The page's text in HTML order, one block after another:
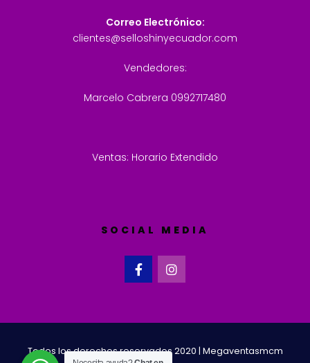
Correo Electrónico:
clientes@selloshinyecuador.com
Vendedores:
Marcelo Cabrera 0992717480
Ventas: Horario Extendido
SOCIAL MEDIA
Todos los derechos reservados 2020 | Megaventasmcm